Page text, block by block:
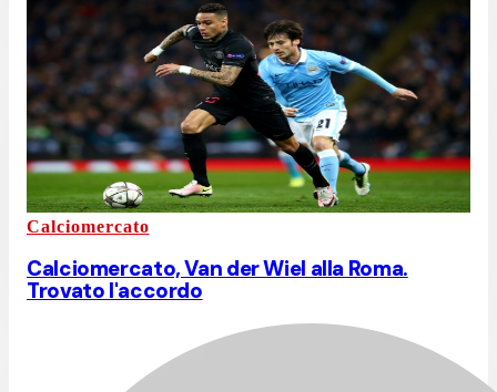
Calciomercato
Calciomercato, Van der Wiel alla Roma.
Trovato l'accordo